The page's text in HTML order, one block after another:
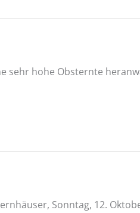
hohe Obsternte
Sonntag, 12.